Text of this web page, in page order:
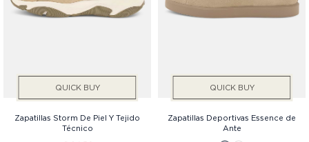
QUICK BUY
Zapatillas Storm De Piel Y Tejido
Técnico
QUICK BUY
Zapatillas Deportivas Essence de
Ante